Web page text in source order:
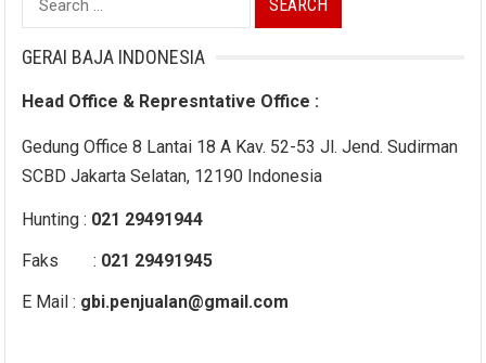
for:
GERAI BAJA INDONESIA
Head Office & Represntative Office :
Gedung Office 8 Lantai 18 A Kav. 52-53 Jl. Jend. Sudirman
SCBD Jakarta Selatan, 12190 Indonesia
Hunting : 021 29491944
Faks : 021 29491945
E Mail : gbi.penjualan@gmail.com